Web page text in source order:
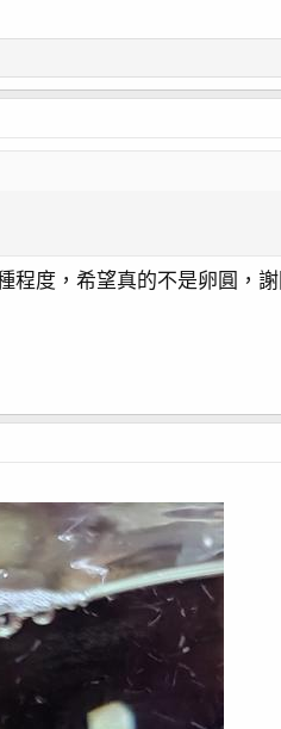
程度，希望真的不是卵圓，